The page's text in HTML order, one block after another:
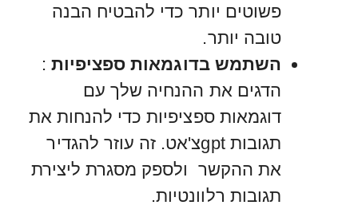
פשוטים יותר כדי להבטיח הבנה
טובה יותר.
השתמש בדוגמאות ספציפיות :
הדגים את ההנחיה שלך עם
דוגמאות ספציפיות כדי להנחות את
תגובות gptצ'אט. זה עוזר להגדיר
את ההקשר ולספק מסגרת ליצירת
תגובות רלוונטיות.